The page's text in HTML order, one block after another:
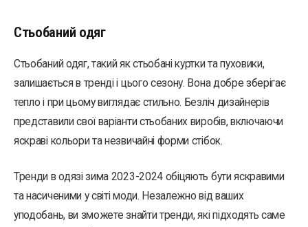
Стьобаний одяг
Стьобаний одяг, такий як стьобані куртки та пуховики,
залишається в тренді і цього сезону. Вона добре зберігає
тепло і при цьому виглядає стильно. Безліч дизайнерів
представили свої варіанти стьобаних виробів, включаючи
яскраві кольори та незвичайні форми стібок.
Тренди в одязі зима 2023-2024 обіцяють бути яскравими
та насиченими у світі моди. Незалежно від ваших
уподобань, ви зможете знайти тренди, які підходять саме